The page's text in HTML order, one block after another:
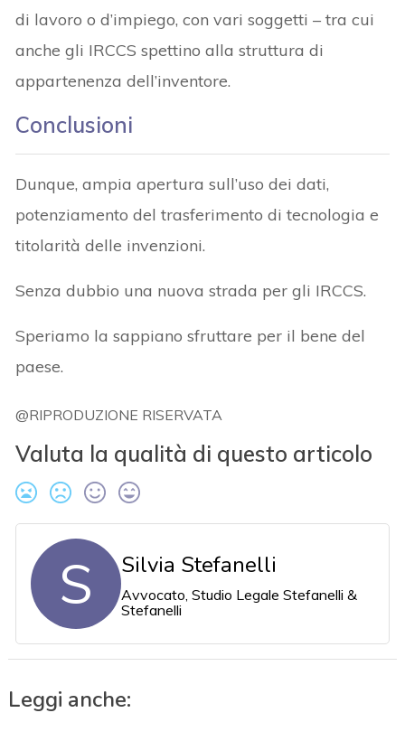
di lavoro o d’impiego, con vari soggetti – tra cui
anche gli IRCCS spettino alla struttura di
appartenenza dell’inventore.
Conclusioni
Dunque, ampia apertura sull’uso dei dati,
potenziamento del trasferimento di tecnologia e
titolarità delle invenzioni.
Senza dubbio una nuova strada per gli IRCCS.
Speriamo la sappiano sfruttare per il bene del
paese.
@RIPRODUZIONE RISERVATA
Valuta la qualità di questo articolo
S Silvia Stefanelli
Avvocato, Studio Legale Stefanelli &
Stefanelli
Leggi anche: